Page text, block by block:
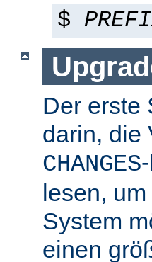
$
Der erste
darin, die
CHANGES
lesen,
System
einen